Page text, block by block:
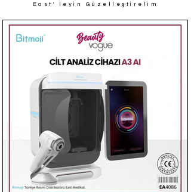
East' leyin Güzelleştirelim